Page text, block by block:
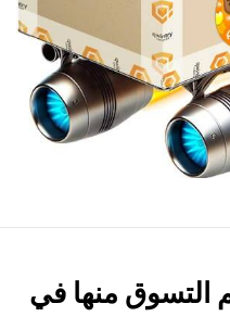
التسوق منها في